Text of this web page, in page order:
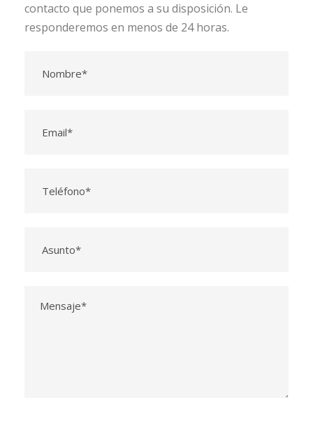
contacto que ponemos a su disposición. Le
responderemos en menos de 24 horas.